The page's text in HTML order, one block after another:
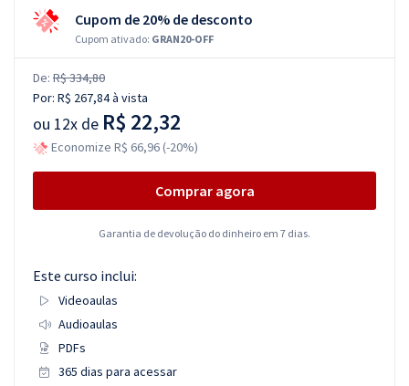
Cupom de 20% de desconto
Cupom ativado: GRAN20-OFF
De: R$ 334,80
Por: R$ 267,84à vista
ou 12x de R$ 22,32
Economize R$ 66,96 (-20%)
Comprar agora
Garantia de devolução do dinheiro em 7 dias.
Este curso inclui:
Videoaulas
Audioaulas
PDFs
365 dias para acessar